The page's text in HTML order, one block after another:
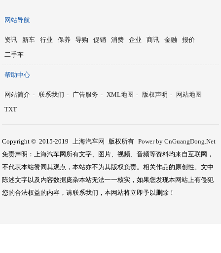
网站导航
资讯 新车 行业 保养 导购 促销 消费 企业 商讯 金融
报价
二手车
帮助中心
网站简介 - 联系我们 - 广告服务 - XML地图 - 版权声明 -
网站地图
TXT
Copyright © 2015-2019 上海汽车网 版权所有 Power by CnGuangDong.Net
免责声明：上海汽车网所有文字、图片、视频、音频等资料均来自互联网，
不代表本站赞同其观点，本站亦不为其版权负责。相关作品的原创性、文中
陈述文字以及内容数据庞杂本站无法一一核实，如果您发现本网站上有侵犯
您的合法权益的内容，请联系我们，本网站将立即予以删除！